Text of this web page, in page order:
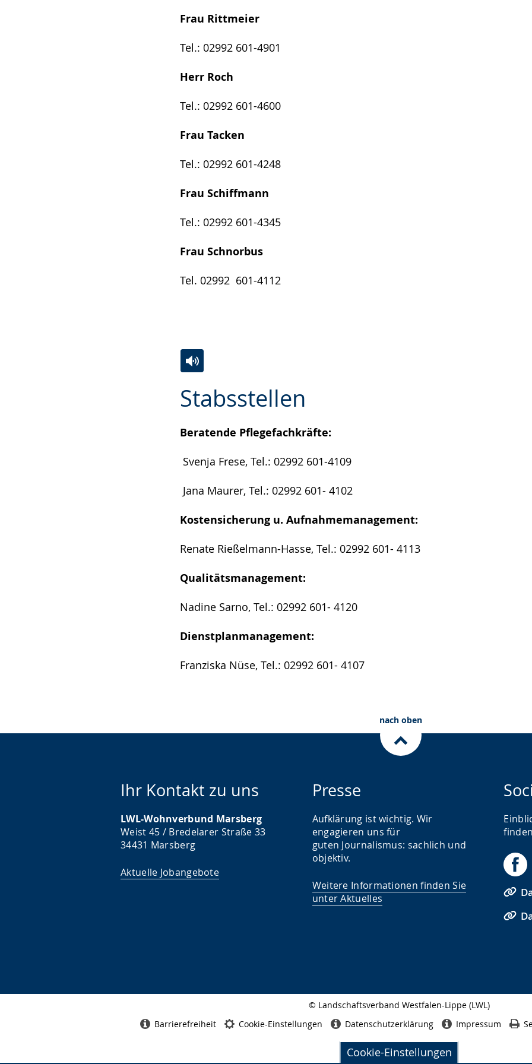
Cookie-Einstellungen
Frau Rittmeier
Tel.: 02992 601-4901
Herr Roch
Tel.: 02992 601-4600
Frau Tacken
Tel.: 02992 601-4248
Frau Schiffmann
Tel.: 02992 601-4345
Frau Schnorbus
Tel. 02992 601-4112
Stabsstellen
Beratende Pflegefachkräfte:
Svenja Frese, Tel.: 02992 601-4109
Jana Maurer, Tel.: 02992 601- 4102
Kostensicherung u. Aufnahmemanagement:
Renate Rießelmann-Hasse, Tel.: 02992 601- 4113
Qualitätsmanagement:
Nadine Sarno, Tel.: 02992 601- 4120
Dienstplanmanagement:
Franziska Nüse, Tel.: 02992 601- 4107
Leichten
wechseln.
Audio-
Video
Deutscher
wird
angezeigt.
nach oben
Ihr Kontakt zu uns
LWL-Wohnverbund Marsberg
Weist 45 / Bredelarer Straße 33
34431 Marsberg
Aktuelle Jobangebote
Presse
Aufklärung ist wichtig. Wir
engagieren uns für
guten Journalismus: sachlich und
objektiv.
Weitere Informationen finden Sie
unter Aktuelles
© Landschaftsverband Westfalen-Lippe (LWL)
Barrierefreiheit Cookie-Einstellungen Datenschutzerklärung Impressum